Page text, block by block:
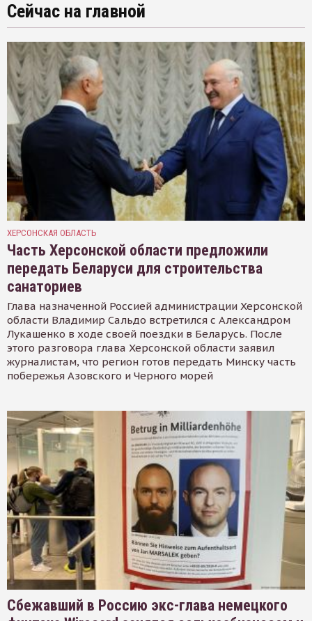
Сейчас на главной
ХЕРСОНСКАЯ ОБЛАСТЬ
Часть Херсонской области предложили
передать Беларуси для строительства
санаториев
Глава назначенной Россией администрации Херсонской
области Владимир Сальдо встретился с Александром
Лукашенко в ходе своей поездки в Беларусь. После
этого разговора глава Херсонской области заявил
журналистам, что регион готов передать Минску часть
побережья Азовского и Черного морей
Сбежавший в Россию экс-глава немецкого